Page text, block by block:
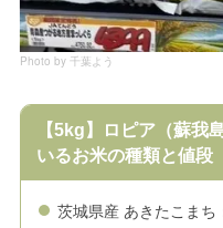
Photo by 千葉よう
【5kg】ロピア（蘇我
いるお米の種類と値段
茨城県産 あきたこまち